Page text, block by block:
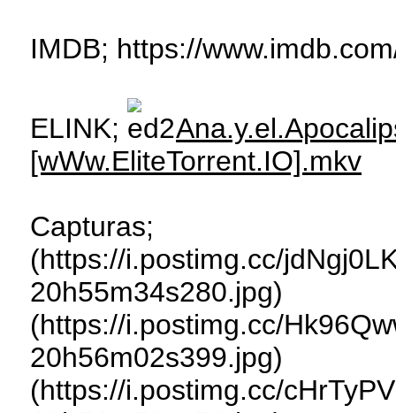
IMDB; https://
ELINK;
[wWw.EliteTorrent.IO].mkv
Capturas;
(https://i.postimg.cc/
20h55m34s280.jpg)
(https://i.postimg.cc/
20h56m02s399.jpg)
(https://i.postimg.cc/